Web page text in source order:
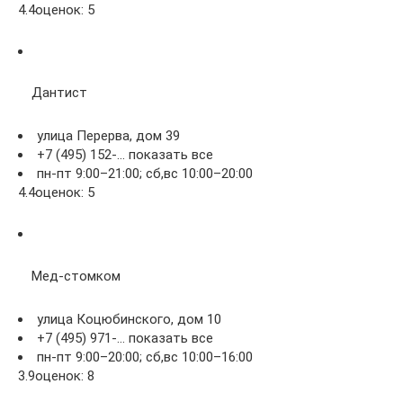
4.4оценок: 5
Дантист
улица Перерва, дом 39
+7 (495) 152-… показать все
пн-пт 9:00–21:00; сб,вс 10:00–20:00
4.4оценок: 5
Мед-стомком
улица Коцюбинского, дом 10
+7 (495) 971-… показать все
пн-пт 9:00–20:00; сб,вс 10:00–16:00
3.9оценок: 8